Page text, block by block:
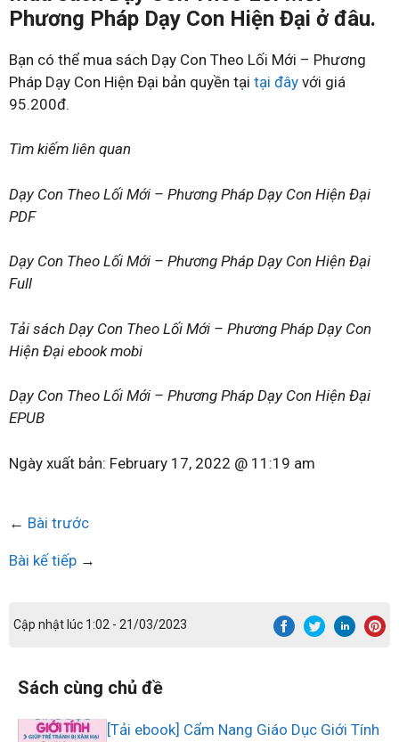
Phương Pháp Dạy Con Hiện Đại ở đâu.
Bạn có thể mua sách Dạy Con Theo Lối Mới – Phương
Pháp Dạy Con Hiện Đại bản quyền tại tại đây với giá
95.200đ.
Tìm kiếm liên quan
Dạy Con Theo Lối Mới – Phương Pháp Dạy Con Hiện Đại
PDF
Dạy Con Theo Lối Mới – Phương Pháp Dạy Con Hiện Đại
Full
Tải sách Dạy Con Theo Lối Mới – Phương Pháp Dạy Con
Hiện Đại ebook mobi
Dạy Con Theo Lối Mới – Phương Pháp Dạy Con Hiện Đại
EPUB
Ngày xuất bản: February 17, 2022 @ 11:19 am
← Bài trước
Bài kế tiếp →
Cập nhật lúc 1:02 - 21/03/2023
Sách cùng chủ đề
[Tải ebook] Cẩm Nang Giáo Dục Giới Tính